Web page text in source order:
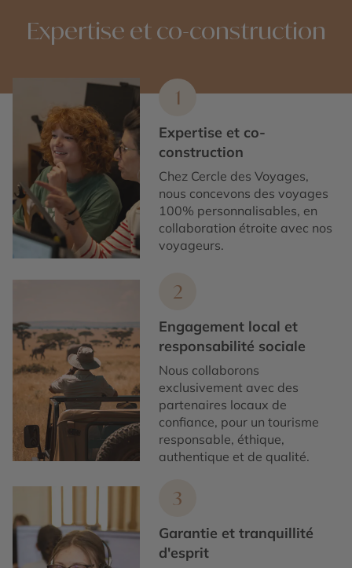
Expertise et co-construction
1
Expertise et co-
construction
Chez Cercle des Voyages,
nous concevons des voyages
100% personnalisables, en
collaboration étroite avec nos
voyageurs.
2
Engagement local et
responsabilité sociale
Nous collaborons
exclusivement avec des
partenaires locaux de
confiance, pour un tourisme
responsable, éthique,
authentique et de qualité.
3
Garantie et tranquillité
d'esprit